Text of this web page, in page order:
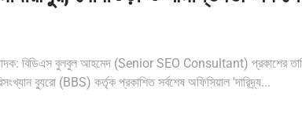
বিডিএস বুলবুল আহমেদ (Senior SEO Consultant) প্রকাশের
ব্যুরো (BBS) কর্তৃক প্রকাশিত সর্বশেষ অফিসিয়াল 'দারিদ্র্য...